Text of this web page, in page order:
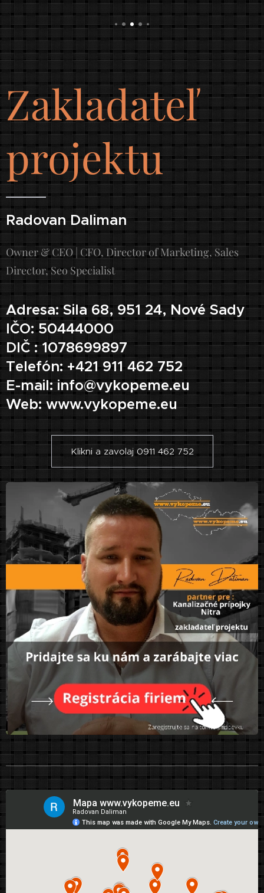
umelou
intelige
nciou.
Investíci
a sa
vráti za
pár
hodín
práce.
Pridajte
do
košíka a
vaša
firma
môže
byť tam,
kde si
zaslúži a
to v
povedo
mí
zákazní
kov.
Zakladateľ
projektu
Radovan Daliman
Owner & CEO | CFO, Director of Marketing, Sales
Director, Seo Specialist
Adresa: Sila 68, 951 24, Nové Sady
IČO: 50444000
DIČ : 1078699897
Telefón: +421 911 462 752
E-mail: info@vykopeme.eu
Web: www.vykopeme.eu
Klikni a zavolaj 0911 462 752